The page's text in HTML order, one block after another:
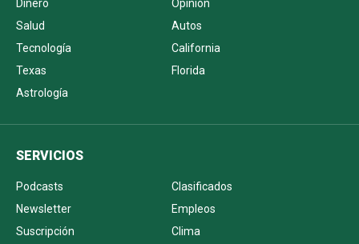
Dinero
Opinión
Salud
Autos
Tecnología
California
Texas
Florida
Astrología
SERVICIOS
Podcasts
Clasificados
Newsletter
Empleos
Suscripción
Clima